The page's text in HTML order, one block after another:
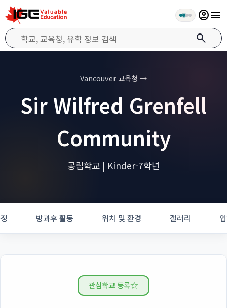
search
account_circlemenu
Vancouver 교육청 →
Sir Wilfred Grenfell
Community
공립학교 | Kinder-7학년
방과후 활동 위치 및 환경 갤러리
관심학교 등록☆